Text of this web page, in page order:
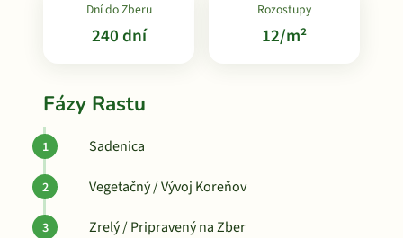
Dní do Zberu
240 dní
Rozostupy
12/m²
Fázy Rastu
Sadenica
Vegetačný / Vývoj Koreňov
Zrelý / Pripravený na Zber